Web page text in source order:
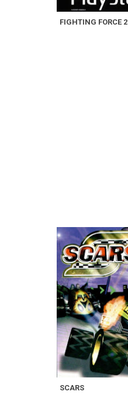
FIGHTING FORCE 2
SCARS